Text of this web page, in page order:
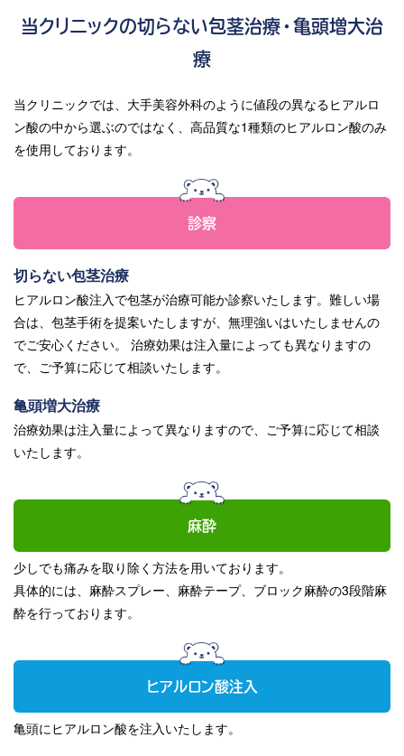
当クリニックの切らない包茎治療・亀頭増大治
療
当クリニックでは、大手美容外科のように値段の異なるヒアルロ
ン酸の中から選ぶのではなく、高品質な1種類のヒアルロン酸のみ
を使用しております。
診察
切らない包茎治療
ヒアルロン酸注入で包茎が治療可能か診察いたします。難しい場
合は、包茎手術を提案いたしますが、無理強いはいたしませんの
でご安心ください。 治療効果は注入量によっても異なりますの
で、ご予算に応じて相談いたします。
亀頭増大治療
治療効果は注入量によって異なりますので、ご予算に応じて相談
いたします。
麻酔
少しでも痛みを取り除く方法を用いております。
具体的には、麻酔スプレー、麻酔テープ、ブロック麻酔の3段階麻
酔を行っております。
ヒアルロン酸注入
亀頭にヒアルロン酸を注入いたします。